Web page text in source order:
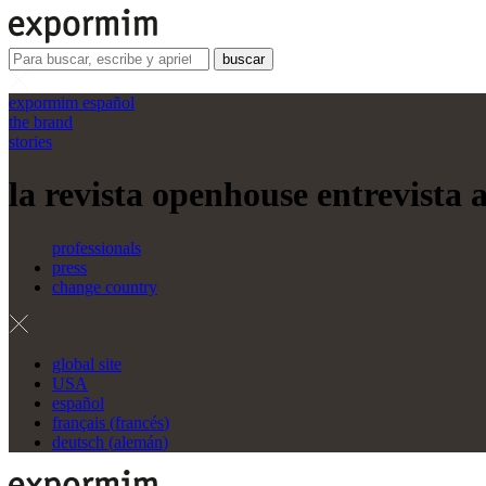
buscar
expormim español
the brand
stories
la revista openhouse entrevista
professionals
press
change country
global site
USA
español
français (francés)
deutsch (alemán)